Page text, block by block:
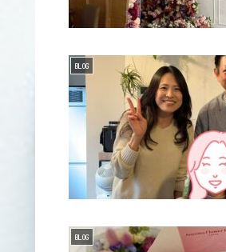
BLOG
BLOG